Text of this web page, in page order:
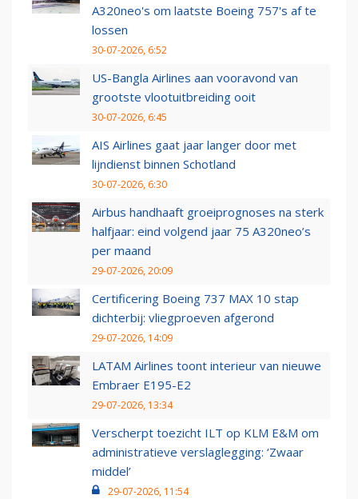
A320neo's om laatste Boeing 757's af te
lossen
30-07-2026, 6:52
US-Bangla Airlines aan vooravond van
grootste vlootuitbreiding ooit
30-07-2026, 6:45
AIS Airlines gaat jaar langer door met
lijndienst binnen Schotland
30-07-2026, 6:30
Airbus handhaaft groeiprognoses na sterk
halfjaar: eind volgend jaar 75 A320neo’s
per maand
29-07-2026, 20:09
Certificering Boeing 737 MAX 10 stap
dichterbij: vliegproeven afgerond
29-07-2026, 14:09
LATAM Airlines toont interieur van nieuwe
Embraer E195-E2
29-07-2026, 13:34
Verscherpt toezicht ILT op KLM E&M om
administratieve verslaglegging: ‘Zwaar
middel’
29-07-2026, 11:54